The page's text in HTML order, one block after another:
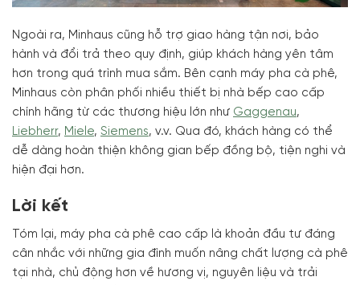
Ngoài ra, Minhaus cũng hỗ trợ giao hàng tận nơi, bảo
hành và đổi trả theo quy định, giúp khách hàng yên tâm
hơn trong quá trình mua sắm. Bên cạnh máy pha cà phê,
Minhaus còn phân phối nhiều thiết bị nhà bếp cao cấp
chính hãng từ các thương hiệu lớn như Gaggenau,
Liebherr, Miele, Siemens, v.v. Qua đó, khách hàng có thể
dễ dàng hoàn thiện không gian bếp đồng bộ, tiện nghi và
hiện đại hơn.
Lời kết
Tóm lại, máy pha cà phê cao cấp là khoản đầu tư đáng
cân nhắc với những gia đình muốn nâng chất lượng cà phê
tại nhà, chủ động hơn về hương vị, nguyên liệu và trải